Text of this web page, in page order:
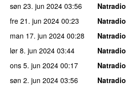
søn 23. jun 2024 03:56
Natradio
fre 21. jun 2024 00:23
Natradio
man 17. jun 2024 00:28
Natradio
lør 8. jun 2024 03:44
Natradio
ons 5. jun 2024 00:17
Natradio
søn 2. jun 2024 03:56
Natradio